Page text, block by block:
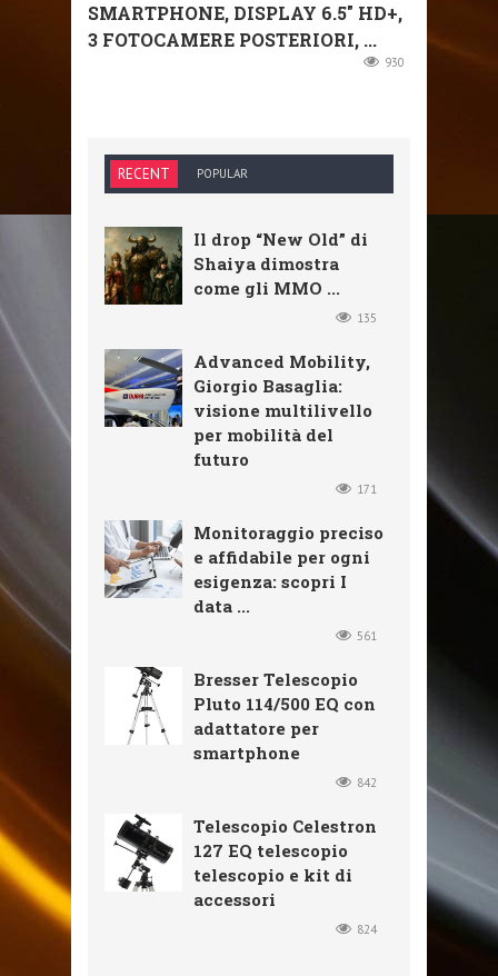
SMARTPHONE, DISPLAY 6.5″ HD+,
3 FOTOCAMERE POSTERIORI, ...
930
RECENT POPULAR
Il drop “New Old” di
Shaiya dimostra
come gli MMO ...
135
Advanced Mobility,
Giorgio Basaglia:
visione multilivello
per mobilità del
futuro
171
Monitoraggio preciso
e affidabile per ogni
esigenza: scopri I
data ...
561
Bresser Telescopio
Pluto 114/500 EQ con
adattatore per
smartphone
842
Telescopio Celestron
127 EQ telescopio
telescopio e kit di
accessori
824